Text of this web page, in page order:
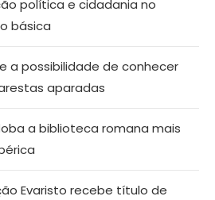
política e cidadania no
básica
a possibilidade de conhecer
aparadas
a biblioteca romana mais
Evaristo recebe título de